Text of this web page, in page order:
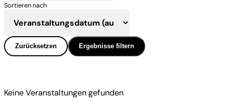
Sortieren nach
Zurücksetzen Ergebnisse filtern
Keine Veranstaltungen gefunden